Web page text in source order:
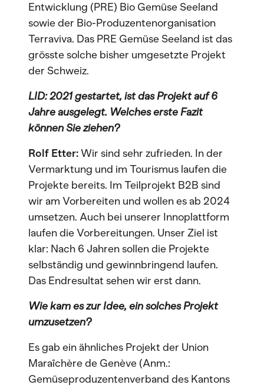
Entwicklung (PRE) Bio Gemüse Seeland
sowie der Bio-Produzentenorganisation
Terraviva. Das PRE Gemüse Seeland ist das
grösste solche bisher umgesetzte Projekt
der Schweiz.
LID: 2021 gestartet, ist das Projekt auf 6
Jahre ausgelegt. Welches erste Fazit
können Sie ziehen?
Rolf Etter:Wir sind sehr zufrieden. In der
Vermarktung und im Tourismus laufen die
Projekte bereits. Im Teilprojekt B2B sind
wir am Vorbereiten und wollen es ab 2024
umsetzen. Auch bei unserer Innoplattform
laufen die Vorbereitungen. Unser Ziel ist
klar: Nach 6 Jahren sollen die Projekte
selbständig und gewinnbringend laufen.
Das Endresultat sehen wir erst dann.
Wie kam es zur Idee, ein solches Projekt
umzusetzen?
Es gab ein ähnliches Projekt der Union
Maraîchère de Genève (Anm.:
Gemüseproduzentenverband des Kantons